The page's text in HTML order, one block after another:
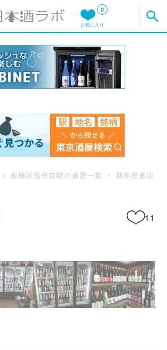
0
お気に入り
板橋区役所前駅の酒屋一覧 新井屋酒店
11